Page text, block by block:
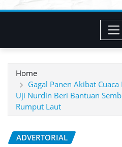
Home
Gagal Panen Akibat
Uji Nurdin Beri Bantuan
Rumput Laut
ADVERTORIAL